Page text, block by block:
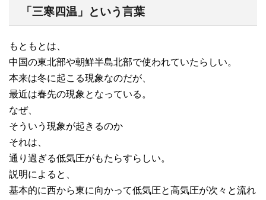
「三寒四温」という言葉
もともとは、
中国の東北部や朝鮮半島北部で使われていたらしい。
本来は冬に起こる現象なのだが、
最近は春先の現象となっている。
なぜ、
そういう現象が起きるのか
それは、
通り過ぎる低気圧がもたらすらしい。
説明によると、
基本的に西から東に向かって低気圧と高気圧が次々と流れ